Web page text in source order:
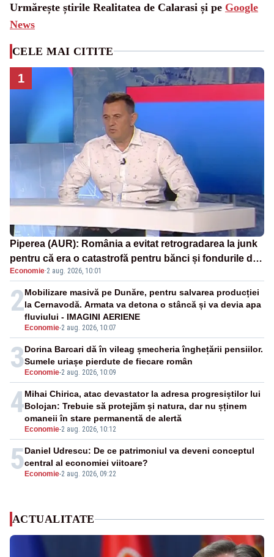
Urmărește știrile Realitatea de Calarasi și pe Google
News
CELE MAI CITITE
1
Piperea (AUR): România a evitat retrogradarea la junk
pentru că era o catastrofă pentru bănci și fondurile de
pensii
Economie·2 aug. 2026, 10:01
2
Economie-2 aug. 2026, 10:07
Mobilizare masivă pe Dunăre, pentru salvarea producției
la Cernavodă. Armata va detona o stâncă și va devia apa
fluviului - IMAGINI AERIENE
3 Economie-2 aug. 2026, 10:09
Dorina Barcari dă în vileag șmecheria înghețării pensiilor.
Sumele uriașe pierdute de fiecare român
4
Economie-2 aug. 2026, 10:12
Mihai Chirica, atac devastator la adresa progresiștilor lui
Bolojan: Trebuie să protejăm și natura, dar nu șținem
omaneii în stare permanentă de alertă
5 Economie-2 aug. 2026, 09:22
Daniel Udrescu: De ce patrimoniul va deveni conceptul
central al economiei viitoare?
ACTUALITATE